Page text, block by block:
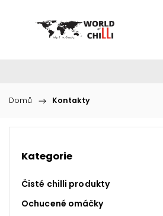
Domů / Kontakty
Kategorie
Čisté chilli produkty
Ochucené omáčky